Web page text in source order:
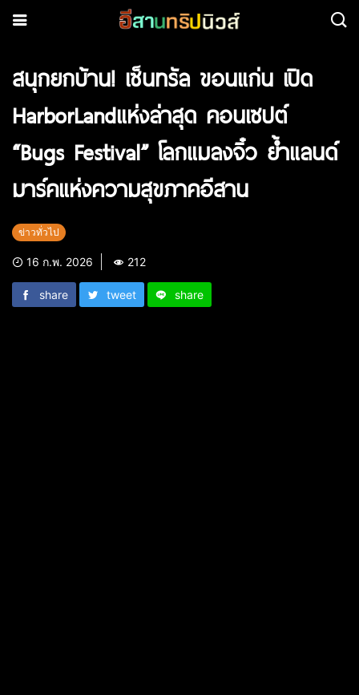
สนุกยกบ้าน! เซ็นทรัล ขอนแก่น เปิด
HarborLandแห่งล่าสุด คอนเซปต์
“Bugs Festival” โลกแมลงจิ๋ว ย้ำแลนด์
มาร์คแห่งความสุขภาคอีสาน
ข่าวทั่วไป
16 ก.พ. 2026 212
share tweet share